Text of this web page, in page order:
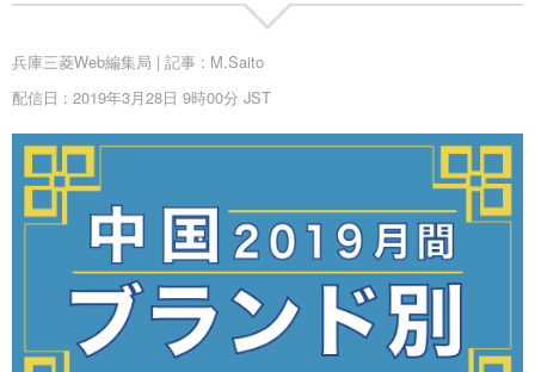
試乗予約
お問い合わせ
兵庫三菱Web編集局 | 記事 : M.Saito
配信日 : 2019年3月28日 9時00分 JST